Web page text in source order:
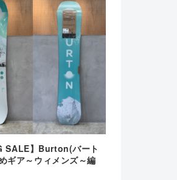
SALE】Burton(バート
ギア～ウィメンズ～編